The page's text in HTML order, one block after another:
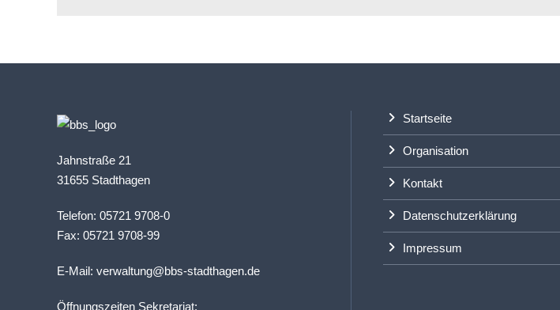
Jahnstraße 21
31655 Stadthagen
Telefon: 05721 9708-0
Fax: 05721 9708-99
E-Mail: verwaltung@bbs-stadthagen.de
Öffnungszeiten Sekretariat:
Startseite
Organisation
Kontakt
Datenschutzerklärung
Impressum